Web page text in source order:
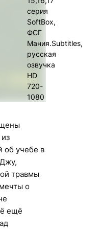
серия
SoftBox,
ФСГ
Мания.Subtitles,
русская
озвучка
HD
720-
1080
об учебе в
травмы
о
ещё